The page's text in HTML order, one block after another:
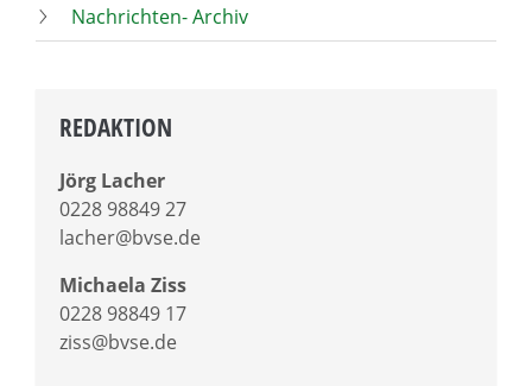
Nachrichten- Archiv
REDAKTION
Jörg Lacher
0228 98849 27
lacher@bvse.de
Michaela Ziss
0228 98849 17
ziss@bvse.de